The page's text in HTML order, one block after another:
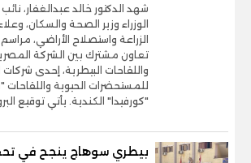
شهد الدكتور خالد عبدالغفار،
الوزراء وزير الصحة والسكان،
الزراعة واستصلاح الأراضي،
تعاون مشترك بين الشركة
واللقاحات البيطرية، إحدى
للمستحضرات الحيوية واللقاحات
"كورفيدا" الكندية. يأتي توقيع
بيطري سوهاج ينجح في